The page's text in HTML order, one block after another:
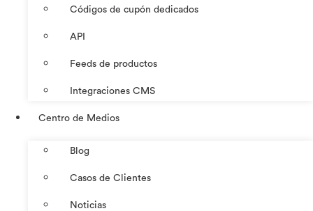
Códigos de cupón dedicados
API
Feeds de productos
Integraciones CMS
Centro de Medios
Blog
Casos de Clientes
Noticias